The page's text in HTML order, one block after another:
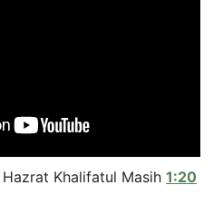
Khalifatul Masih 1:20